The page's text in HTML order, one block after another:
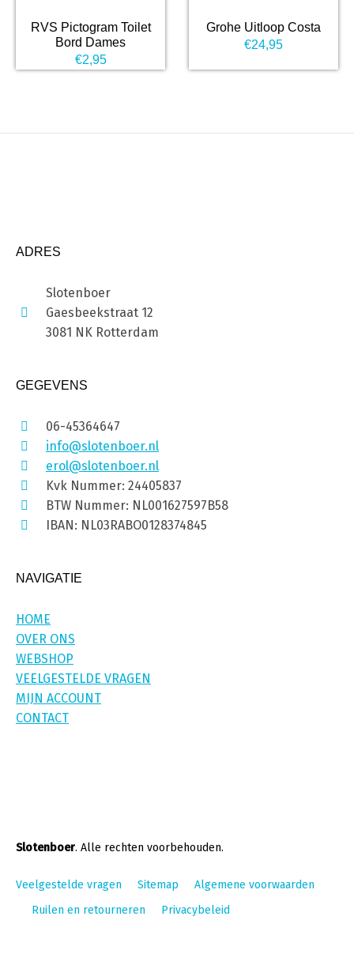
RVS Pictogram Toilet
Bord Dames
€2,95
Grohe Uitloop Costa
€24,95
ADRES
Slotenboer
Gaesbeekstraat 12
3081 NK Rotterdam
GEGEVENS
06-45364647
info@slotenboer.nl
erol@slotenboer.nl
Kvk Nummer: 24405837
BTW Nummer: NL001627597B58
IBAN: NL03RABO0128374845
NAVIGATIE
HOME
OVER ONS
WEBSHOP
VEELGESTELDE VRAGEN
MIJN ACCOUNT
CONTACT
Slotenboer. Alle rechten voorbehouden.
Veelgestelde vragen Sitemap
Algemene voorwaarden
Ruilen en retourneren
Privacybeleid